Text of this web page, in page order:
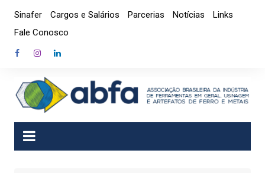
content
Sinafer Cargos e Salários Parcerias Notícias
Links
Fale Conosco